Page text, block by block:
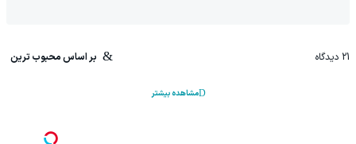
21 دیدگاه بر اساس محبوب ترین
مشاهده بیشتر